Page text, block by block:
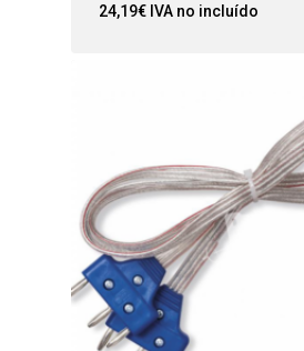
24,19€ IVA no incluído